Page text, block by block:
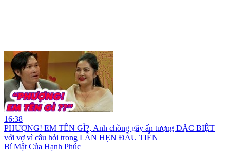
16:38
PHƯỢNG! EM TÊN GÌ?, Anh chồng gây ấn tượng ĐẶC BIỆT
với vợ vì câu hỏi trong LẦN HẸN ĐẦU TIÊN
Bí Mật Của Hạnh Phúc